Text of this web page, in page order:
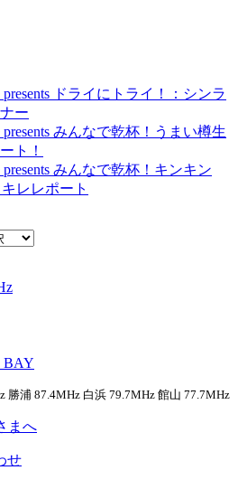
ドライにトライ！：シンラ
ー
みんなで乾杯！うまい樽生
ト！
みんなで乾杯！キンキン
レレポート
勝浦 87.4MHz 白浜 79.7MHz 館山 77.7MHz
まへ
せ